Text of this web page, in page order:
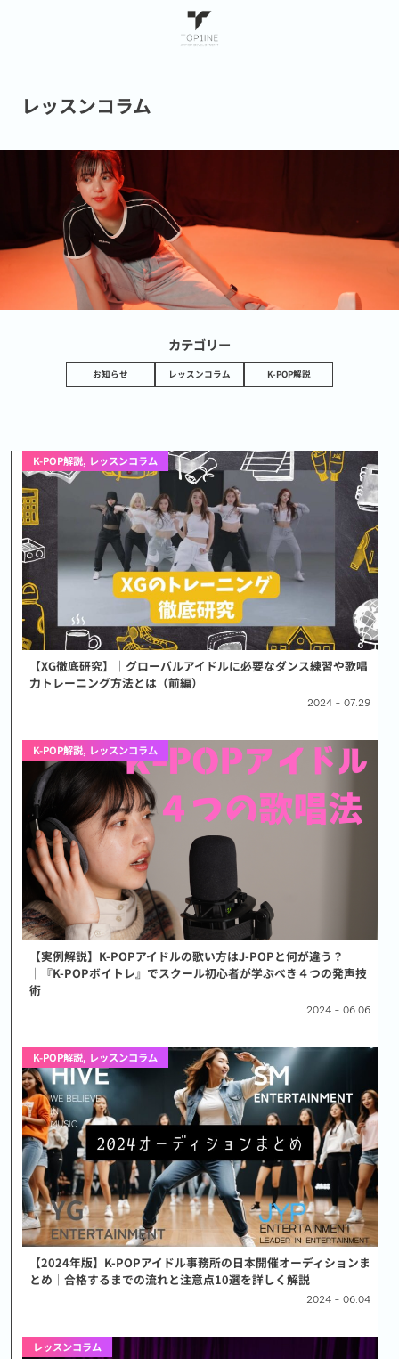
レッスンコラム
カテゴリー
お知らせ レッスンコラム K-POP解説
K-POP解説, レッスンコラム
【XG徹底研究】│グローバルアイドルに必要なダンス練習や歌唱
力トレーニング方法とは（前編）
2024 - 07.29
K-POP解説, レッスンコラム
【実例解説】K-POPアイドルの歌い方はJ-POPと何が違う？
│『K-POPボイトレ』でスクール初心者が学ぶべき４つの発声技
術
2024 - 06.06
K-POP解説, レッスンコラム
【2024年版】K-POPアイドル事務所の日本開催オーディションま
とめ│合格するまでの流れと注意点10選を詳しく解説
2024 - 06.04
レッスンコラム